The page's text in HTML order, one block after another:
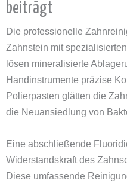
beiträgt
Die professionelle
Zahnstein mit
lösen mineralisierte
Handinstrumente präzise
Polierpasten glätten die
die Neuansiedlung von
Eine abschließende
Widerstandskraft des
Diese umfassende